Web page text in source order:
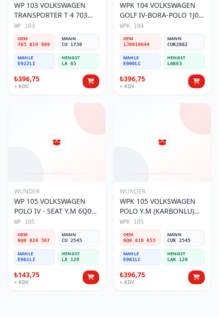
WP 103 VOLKSWAGEN
TRANSPORTER T 4 703
819 989 Polen Filtresi
WP 103
OEM
703 819 989
MANN
CU 1738
MAHLE
E922LI
HENGST
LA 65
₺396,75
+ KDV
WPK 104 VOLKSWAGEN
GOLF IV-BORA-POLO 1J0
819 644 Polen Filtresi
WPK 104
OEM
1J0819644
MANN
CUK2862
MAHLE
E900LC
HENGST
LAK63
₺396,75
+ KDV
WUNDER
WP 105 VOLKSWAGEN
POLO IV - SEAT Y.M 6Q0
820 367 Polen Filtresi
WP 105
OEM
6Q0 820 367
MANN
CU 2545
MAHLE
E961LI
HENGST
LA 120
₺143,75
+ KDV
WUNDER
WPK 105 VOLKSWAGEN
POLO Y.M (KARBONLU)
6Q0 819 653 Polen Filtresi
WPK 105
OEM
6Q0 819 653
MANN
CUK 2545
MAHLE
E961LC
HENGST
LAK 120
₺396,75
+ KDV